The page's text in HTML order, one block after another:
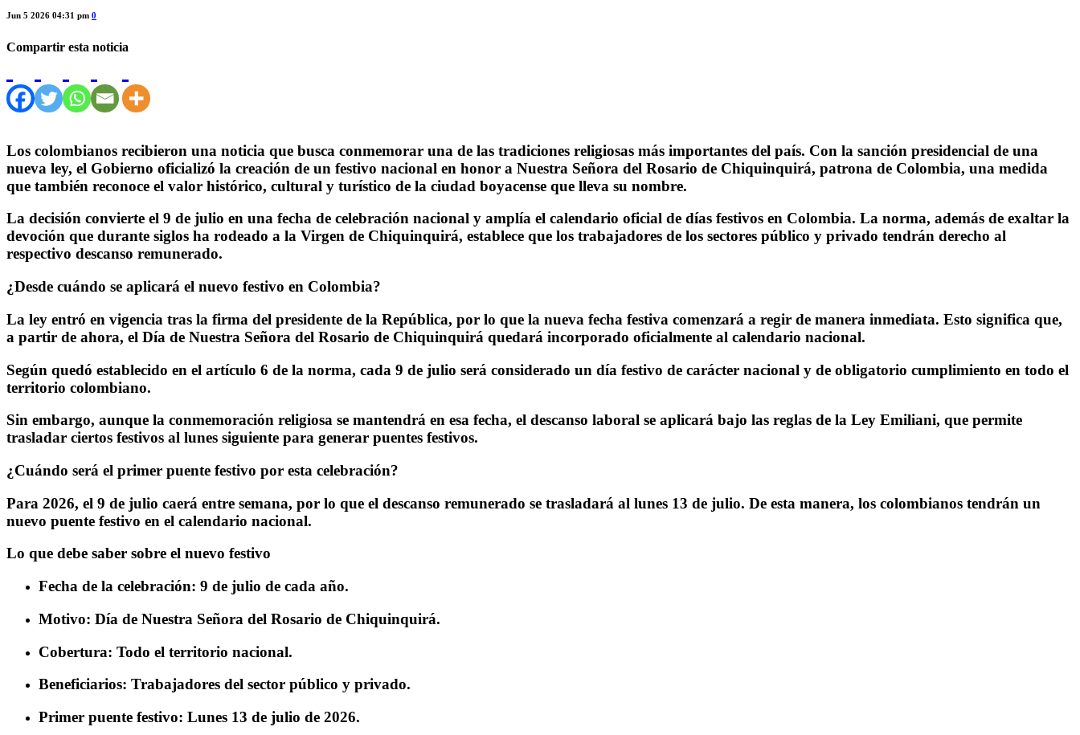
Jun 5 2026 04:31 pm 0
Compartir esta noticia
Los colombianos recibieron una noticia que busca conmemorar una de las tradiciones religiosas más importantes del país. Con la sanción presidencial de una
nueva ley, el Gobierno oficializó la creación de un festivo nacional en honor a Nuestra Señora del Rosario de Chiquinquirá, patrona de Colombia, una medida
que también reconoce el valor histórico, cultural y turístico de la ciudad boyacense que lleva su nombre.
La decisión convierte el 9 de julio en una fecha de celebración nacional y amplía el calendario oficial de días festivos en Colombia. La norma, además de exaltar la
devoción que durante siglos ha rodeado a la Virgen de Chiquinquirá, establece que los trabajadores de los sectores público y privado tendrán derecho al
respectivo descanso remunerado.
¿Desde cuándo se aplicará el nuevo festivo en Colombia?
La ley entró en vigencia tras la firma del presidente de la República, por lo que la nueva fecha festiva comenzará a regir de manera inmediata. Esto significa que,
a partir de ahora, el Día de Nuestra Señora del Rosario de Chiquinquirá quedará incorporado oficialmente al calendario nacional.
Según quedó establecido en el artículo 6 de la norma, cada 9 de julio será considerado un día festivo de carácter nacional y de obligatorio cumplimiento en todo el
territorio colombiano.
Sin embargo, aunque la conmemoración religiosa se mantendrá en esa fecha, el descanso laboral se aplicará bajo las reglas de la Ley Emiliani, que permite
trasladar ciertos festivos al lunes siguiente para generar puentes festivos.
¿Cuándo será el primer puente festivo por esta celebración?
Para 2026, el 9 de julio caerá entre semana, por lo que el descanso remunerado se trasladará al lunes 13 de julio. De esta manera, los colombianos tendrán un
nuevo puente festivo en el calendario nacional.
Lo que debe saber sobre el nuevo festivo
Fecha de la celebración: 9 de julio de cada año.
Motivo: Día de Nuestra Señora del Rosario de Chiquinquirá.
Cobertura: Todo el territorio nacional.
Beneficiarios: Trabajadores del sector público y privado.
Primer puente festivo: Lunes 13 de julio de 2026.